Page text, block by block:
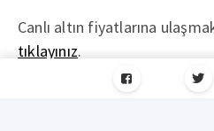
Canlı altın fiyatlarına
tıklayınız.